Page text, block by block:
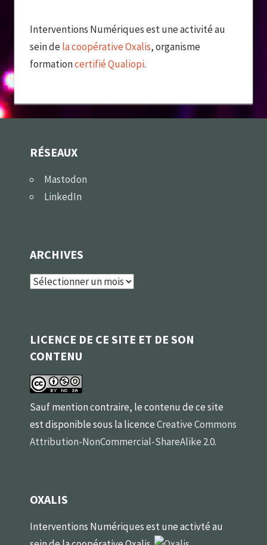
Interventions Numériques est une activité au
sein dela coopérative Oxalis, organisme
formationcertifié Qualiopi.
RÉSEAUX
Mastodon
LinkedIn
ARCHIVES
Archives
LICENCE DE CE SITE ET DE SON
CONTENU
Sauf mention contraire, le contenu de ce site
est disponible sous la licenceCreative Commons
Attribution-NonCommercial-ShareAlike 2.0.
OXALIS
Interventions Numériques est une activté au